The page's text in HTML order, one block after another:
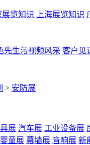
展览知识 上海展览知识
先生污视频风采 客户见
> 安防展
展 汽车展 工业设备展
童展 幕墙展 音响展 新